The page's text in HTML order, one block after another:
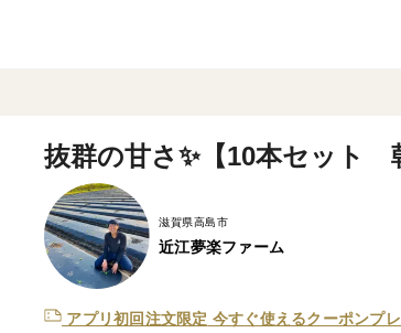
抜群の甘さ✨【10本セット
滋賀県高島市
近江夢楽ファーム
アプリ初回注文限定 今すぐ使えるクーポンプ